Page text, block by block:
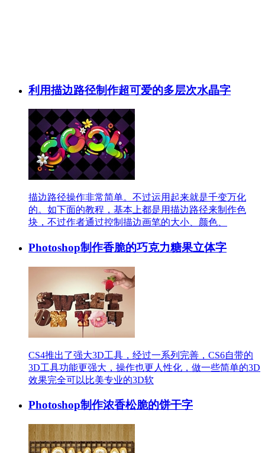
利用描边路径制作超可爱的多层次水晶字
描边路径操作非常简单。不过运用起来就是千变万化
的。如下面的教程，基本上都是用描边路径来制作色
块，不过作者通过控制描边画笔的大小、颜色、
Photoshop制作香脆的巧克力糖果立体字
CS4推出了强大3D工具，经过一系列完善，CS6自带的
3D工具功能更强大，操作也更人性化，做一些简单的3D
效果完全可以比美专业的3D软
Photoshop制作浓香松脆的饼干字